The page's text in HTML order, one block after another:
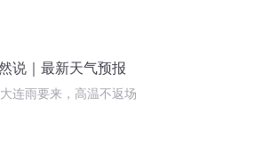
说｜最新天气预报
大连雨要来，高温不返场